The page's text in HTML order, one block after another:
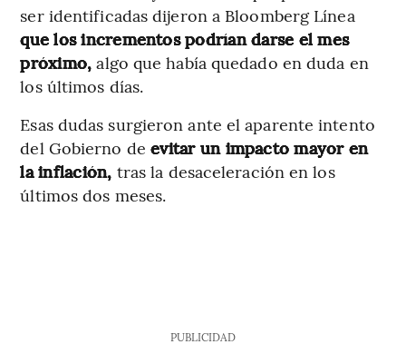
ser identificadas dijeron a Bloomberg Línea
que los incrementos podrían darse el mes
próximo, algo que había quedado en duda en
los últimos días.
Esas dudas surgieron ante el aparente intento
del Gobierno de evitar un impacto mayor en
la inflación, tras la desaceleración en los
últimos dos meses.
PUBLICIDAD